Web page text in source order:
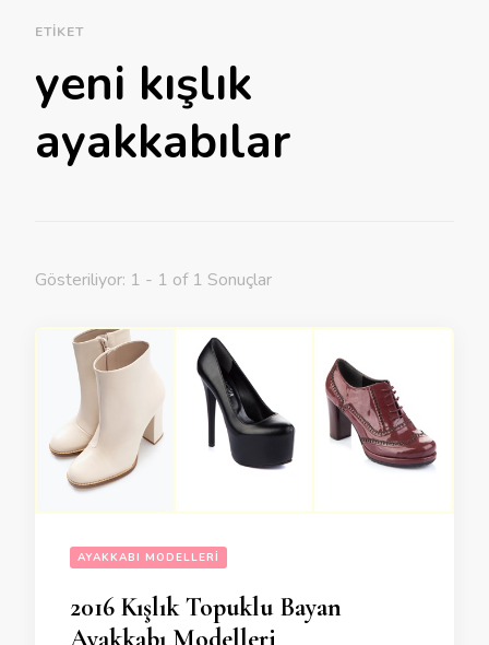
ETIKET
yeni kışlık
ayakkabılar
Gösteriliyor: 1 - 1 of 1 Sonuçlar
AYAKKABI MODELLERI
2016 Kışlık Topuklu Bayan
Ayakkabı Modelleri